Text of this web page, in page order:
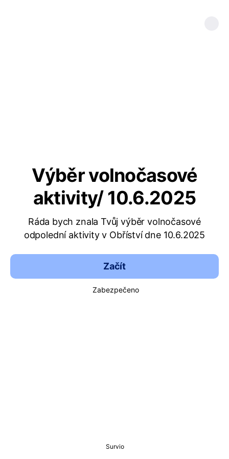
Výběr volnočasové
aktivity/ 10.6.2025
Ráda bych znala Tvůj výběr volnočasové
odpolední aktivity v Obříství dne 10.6.2025
Začít
Zabezpečeno
Survio